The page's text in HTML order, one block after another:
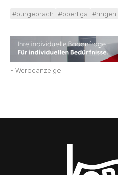
#burgebrach #oberliga #ringen
- Werbeanzeige -